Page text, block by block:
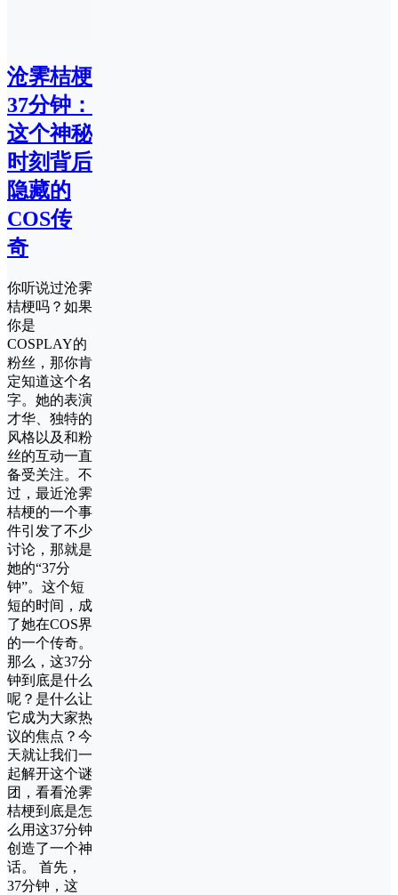
沧霁桔梗
37分钟：
这个神秘
时刻背后
隐藏的
COS传
奇
你听说过沧霁
桔梗吗？如果
你是
COSPLAY的
粉丝，那你肯
定知道这个名
字。她的表演
才华、独特的
风格以及和粉
丝的互动一直
备受关注。不
过，最近沧霁
桔梗的一个事
件引发了不少
讨论，那就是
她的“37分
钟”。这个短
短的时间，成
了她在COS界
的一个传奇。
那么，这37分
钟到底是什么
呢？是什么让
它成为大家热
议的焦点？今
天就让我们一
起解开这个谜
团，看看沧霁
桔梗到底是怎
么用这37分钟
创造了一个神
话。 首先，
37分钟，这